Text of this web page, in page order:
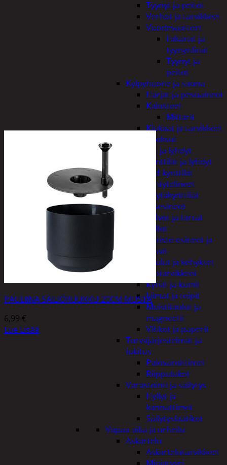
Tyynyt ja peitot
Verhot ja tarvikkeet
Vuodevaatteet
Lakanat ja
tyynynlinat
Tyynyt ja
peitot
Kylpyhuone ja sauna
Harjat ja pesuaineet
Kalusteet
Mittarit
Kiukaat ja tarvikkeet
Tuoksut
Kynttilät ja lyhdyt
Kynttilät ja lyhdyt
Led-kynttilät
Lyhtytelineet
Pöytäkynttilät
Sisustusesineet
Kalvot ja tarrat
Kellot
Koriste-esineet ja
kasvit
Taulut ja kehykset
Toimistotarvikkeet
Kynät ja kumit
Liimat ja teipit
Muistitaulut ja
magneetit
Vihkot ja paperit
Turvajärjestelmät ja
lukitus
Palovaroittimet
Riippulukot
Varastointi ja säilytys
Hyllyt ja -
kannattimet
Säilytyslaatikot
Vapaa-aika ja urheilu
Askartelu
Askartelutarvikkeet
PAULIINA SÄILIÖRUUKKU 20CM MUSTA
6,99 €
Lue Lisää